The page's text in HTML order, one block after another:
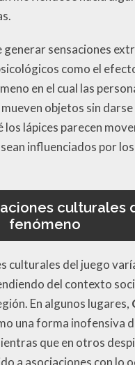
generar sensaciones
como el
en el cual las
objetos sin darse
los lápices parecen
influenciados por
culturales
fenómeno
culturales del juego
del contexto
En algunos lugares,
una forma inofensiva
que en otros
a asociaciones con lo